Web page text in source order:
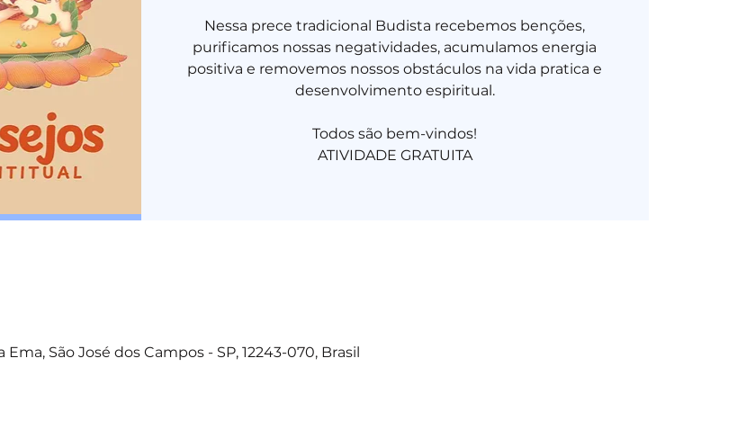
Nessa prece tradicional Budista recebemos benções,
purificamos nossas negatividades, acumulamos energia
positiva e removemos nossos obstáculos na vida pratica e
desenvolvimento espiritual.
Todos são bem-vindos!
ATIVIDADE GRATUITA
Ema, São José dos Campos - SP, 12243-070, Brasil